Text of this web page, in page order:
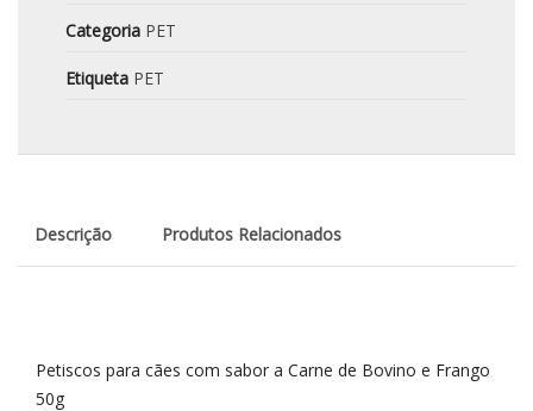
Categoria PET
Etiqueta PET
Descrição Produtos Relacionados
Petiscos para cães com sabor a Carne de Bovino e Frango
50g